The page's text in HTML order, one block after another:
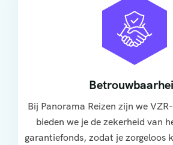
Bij Panorama Reizen zijn we
bieden we je de zekerheid van
garantiefonds, zodat je zorgeloos